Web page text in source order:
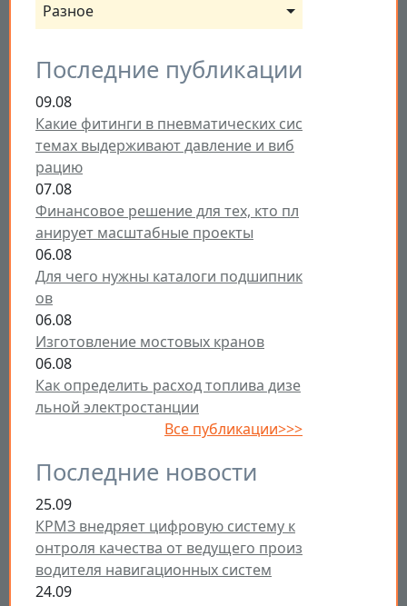
Разное
Последние публикации
09.08
Какие фитинги в пневматических сис
темах выдерживают давление и виб
рацию
07.08
Финансовое решение для тех, кто пл
анирует масштабные проекты
06.08
Для чего нужны каталоги подшипник
ов
06.08
Изготовление мостовых кранов
06.08
Как определить расход топлива дизе
льной электростанции
Все публикации>>>
Последние новости
25.09
КРМЗ внедряет цифровую систему к
онтроля качества от ведущего произ
водителя навигационных систем
24.09